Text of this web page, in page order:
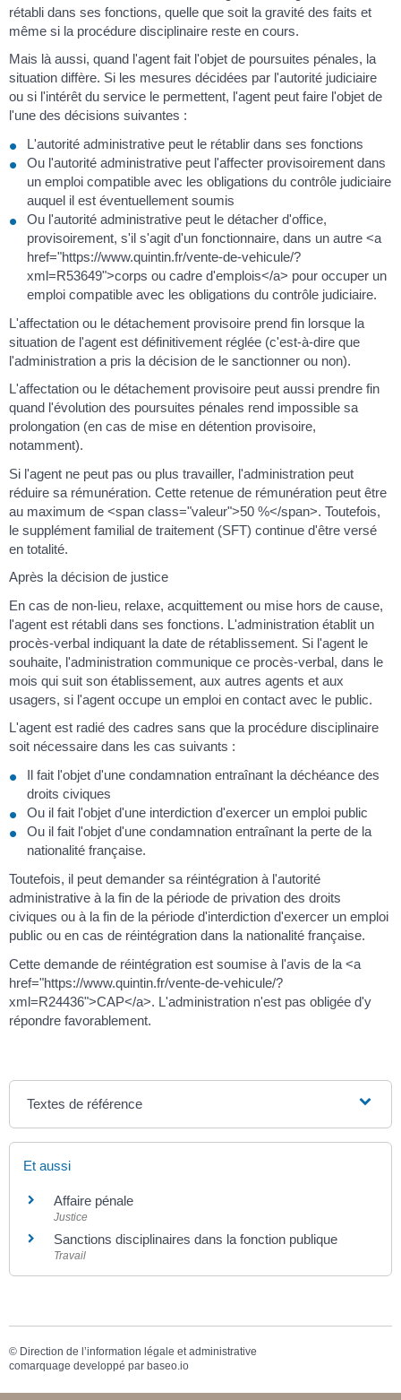
rétabli dans ses fonctions, quelle que soit la gravité des faits et
même si la procédure disciplinaire reste en cours.
Mais là aussi, quand l'agent fait l'objet de poursuites pénales, la
situation diffère. Si les mesures décidées par l'autorité judiciaire
ou si l'intérêt du service le permettent, l'agent peut faire l'objet de
l'une des décisions suivantes :
L'autorité administrative peut le rétablir dans ses fonctions
Ou l'autorité administrative peut l'affecter provisoirement dans
un emploi compatible avec les obligations du contrôle judiciaire
auquel il est éventuellement soumis
Ou l'autorité administrative peut le détacher d'office,
provisoirement, s'il s'agit d'un fonctionnaire, dans un autre <a
href="https://www.quintin.fr/vente-de-vehicule/?
xml=R53649">corps ou cadre d'emplois</a> pour occuper un
emploi compatible avec les obligations du contrôle judiciaire.
L'affectation ou le détachement provisoire prend fin lorsque la
situation de l'agent est définitivement réglée (c'est-à-dire que
l'administration a pris la décision de le sanctionner ou non).
L'affectation ou le détachement provisoire peut aussi prendre fin
quand l'évolution des poursuites pénales rend impossible sa
prolongation (en cas de mise en détention provisoire,
notamment).
Si l'agent ne peut pas ou plus travailler, l'administration peut
réduire sa rémunération. Cette retenue de rémunération peut être
au maximum de <span class="valeur">50 %</span>. Toutefois,
le supplément familial de traitement (SFT) continue d'être versé
en totalité.
Après la décision de justice
En cas de non-lieu, relaxe, acquittement ou mise hors de cause,
l'agent est rétabli dans ses fonctions. L'administration établit un
procès-verbal indiquant la date de rétablissement. Si l'agent le
souhaite, l'administration communique ce procès-verbal, dans le
mois qui suit son établissement, aux autres agents et aux
usagers, si l'agent occupe un emploi en contact avec le public.
L'agent est radié des cadres sans que la procédure disciplinaire
soit nécessaire dans les cas suivants :
Il fait l'objet d'une condamnation entraînant la déchéance des
droits civiques
Ou il fait l'objet d'une interdiction d'exercer un emploi public
Ou il fait l'objet d'une condamnation entraînant la perte de la
nationalité française.
Toutefois, il peut demander sa réintégration à l'autorité
administrative à la fin de la période de privation des droits
civiques ou à la fin de la période d'interdiction d'exercer un emploi
public ou en cas de réintégration dans la nationalité française.
Cette demande de réintégration est soumise à l'avis de la <a
href="https://www.quintin.fr/vente-de-vehicule/?
xml=R24436">CAP</a>. L'administration n'est pas obligée d'y
répondre favorablement.
Textes de référence
Et aussi
Affaire pénale
Justice
Sanctions disciplinaires dans la fonction publique
Travail
© Direction de l’information légale et administrative
comarquage developpé par baseo.io